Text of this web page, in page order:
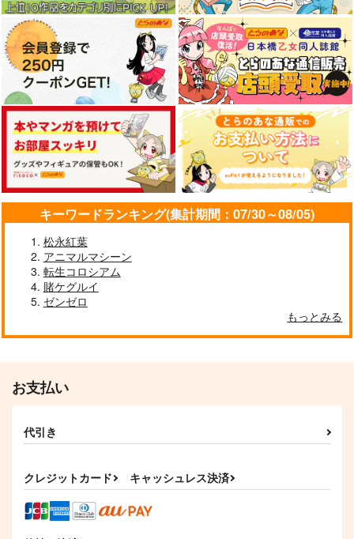
キーワードランキング(集計期間：07/30～08/05)
松永紅葉
アニマルマシーン
転生コロシアム
賭ケグルイ
ゼンゼロ
もっとみる
お支払い
代引き
クレジットカード キャッシュレス決済